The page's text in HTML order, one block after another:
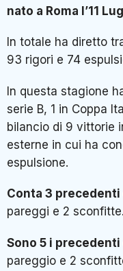
nato a Roma l’11
In totale ha diretto
93 rigori e 74
In questa stagione
serie B, 1 in Coppa
bilancio di 9 vittorie
esterne in cui ha
espulsione.
Conta 3 precedenti
pareggi e 2 sconfitte.
Sono 5 i
pareggio e 2